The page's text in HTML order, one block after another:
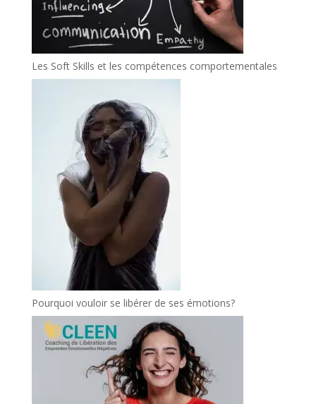
Les Soft Skills et les compétences comportementales
Pourquoi vouloir se libérer de ses émotions?